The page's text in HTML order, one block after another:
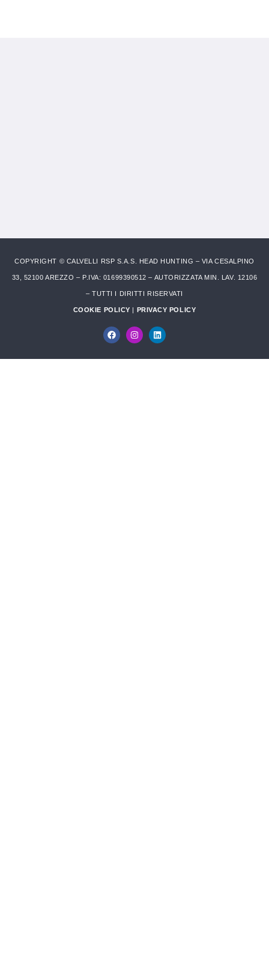
COPYRIGHT © CALVELLI RSP S.A.S. HEAD HUNTING – VIA CESALPINO
33, 52100 AREZZO – P.IVA: 01699390512 – AUTORIZZATA MIN. LAV. 12106
– TUTTI I DIRITTI RISERVATI
COOKIE POLICY | PRIVACY POLICY